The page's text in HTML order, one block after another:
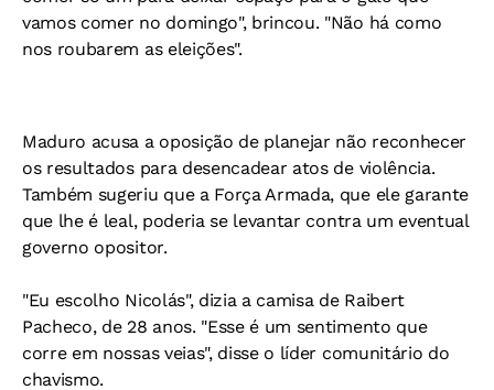
vamos comer no domingo", brincou. "Não há como
nos roubarem as eleições".
Maduro acusa a oposição de planejar não reconhecer
os resultados para desencadear atos de violência.
Também sugeriu que a Força Armada, que ele garante
que lhe é leal, poderia se levantar contra um eventual
governo opositor.
"Eu escolho Nicolás", dizia a camisa de Raibert
Pacheco, de 28 anos. "Esse é um sentimento que
corre em nossas veias", disse o líder comunitário do
chavismo.